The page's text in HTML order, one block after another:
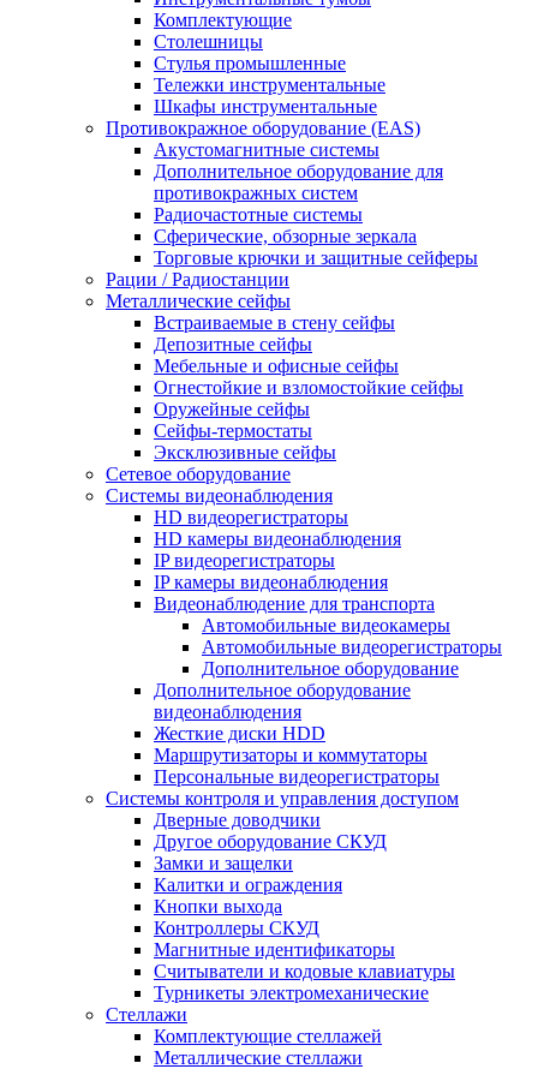
Комплектующие
Столешницы
Стулья промышленные
Тележки инструментальные
Шкафы инструментальные
Противокражное оборудование (EAS)
Акустомагнитные системы
Дополнительное оборудование для
противокражных систем
Радиочастотные системы
Сферические, обзорные зеркала
Торговые крючки и защитные сейферы
Рации / Радиостанции
Металлические сейфы
Встраиваемые в стену сейфы
Депозитные сейфы
Мебельные и офисные сейфы
Огнестойкие и взломостойкие сейфы
Оружейные сейфы
Сейфы-термостаты
Эксклюзивные сейфы
Сетевое оборудование
Системы видеонаблюдения
HD видеорегистраторы
HD камеры видеонаблюдения
IP видеорегистраторы
IP камеры видеонаблюдения
Видеонаблюдение для транспорта
Автомобильные видеокамеры
Автомобильные видеорегистраторы
Дополнительное оборудование
Дополнительное оборудование
видеонаблюдения
Жесткие диски HDD
Маршрутизаторы и коммутаторы
Персональные видеорегистраторы
Системы контроля и управления доступом
Дверные доводчики
Другое оборудование СКУД
Замки и защелки
Калитки и ограждения
Кнопки выхода
Контроллеры СКУД
Магнитные идентификаторы
Считыватели и кодовые клавиатуры
Турникеты электромеханические
Стеллажи
Комплектующие стеллажей
Металлические стеллажи